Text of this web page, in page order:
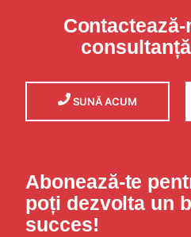
SUNĂ ACUM
Abonează-te
poți dezvolta un
succes!